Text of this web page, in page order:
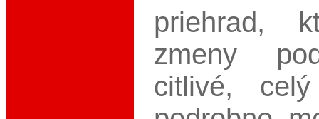
priehrad,
zmeny
citlivé,